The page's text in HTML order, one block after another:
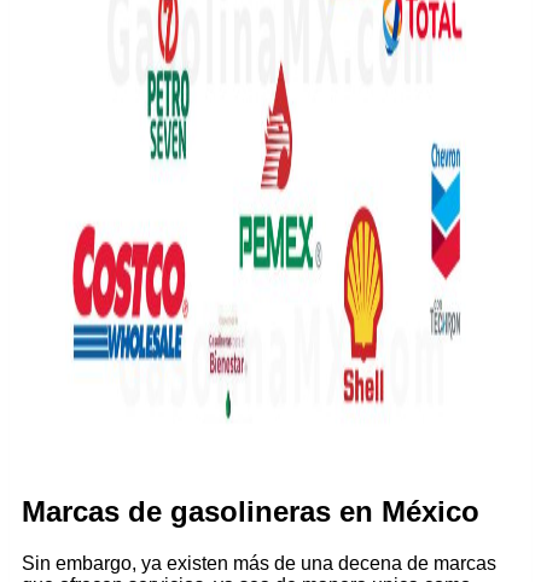
Marcas de gasolineras en México
Sin embargo, ya existen más de una decena de marcas